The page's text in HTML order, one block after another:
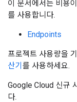
이 문서에서는 비용
를 사용합니다.
Endpoints
프로젝트 사용량을
산기 를 사용하세요.
Google Cloud 신규
다.